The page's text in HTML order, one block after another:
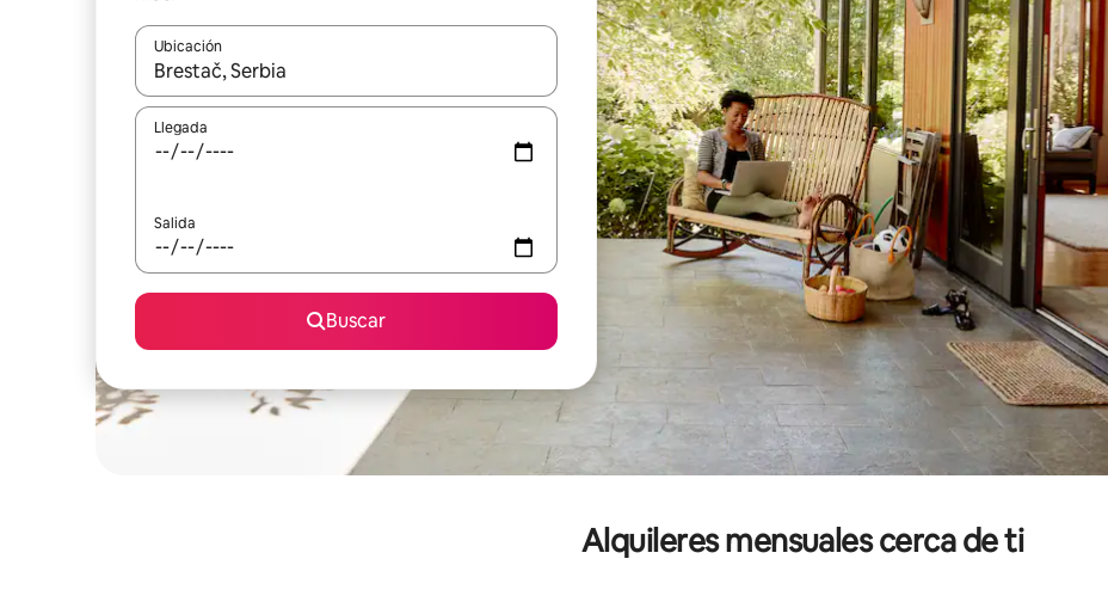
Ubicación
Cuando los resultados estén disponibles, navega con las teclas de flecha hacia arriba y hacia abajo o explora con el tacto o
Llegada
Salida
Buscar
Alquileres mensuales cerca de ti